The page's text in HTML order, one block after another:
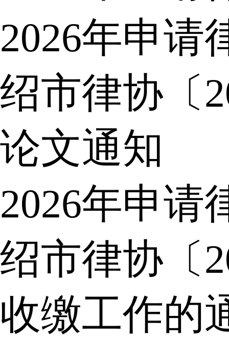
2026年申请
绍市律协〔
论文通知
2026年申请
绍市律协〔
收缴工作的